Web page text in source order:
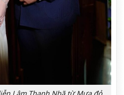
Lâm Thanh Nhã từ Mưa đỏ